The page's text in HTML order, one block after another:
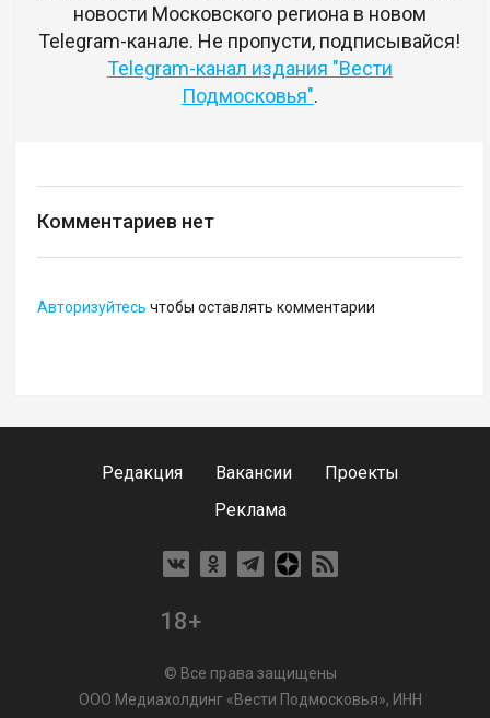
новости Московского региона в новом
Telegram-канале. Не пропусти, подписывайся!
Telegram-канал издания "Вести
Подмосковья".
Комментариев нет
Авторизуйтесь чтобы оставлять комментарии
Редакция Вакансии
Проекты
Реклама
18+
© Все права защищены
ООО Медиахолдинг «Вести Подмосковья», ИНН